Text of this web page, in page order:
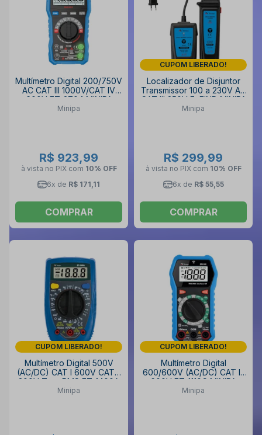
Multímetro Digital 200/750V
AC CAT III 1000V/CAT IV
600V ET-2704 MINIPA
Minipa
R$ 923,99
à vista no PIX com 10% OFF
6x de R$ 171,11
COMPRAR
CUPOM LIBERADO!
Localizador de Disjuntor
Transmissor 100 a 230V AC
CAT III 250V EzFIND MINIPA
Minipa
R$ 299,99
à vista no PIX com 10% OFF
6x de R$ 55,55
COMPRAR
CUPOM LIBERADO!
Multímetro Digital 500V
(AC/DC) CAT I 600V CAT II
300V True RMS ET-1400A
MINIPA
Minipa
CUPOM LIBERADO!
Multímetro Digital
600/600V (AC/DC) CAT III
600V ET-1110C MINIPA
Minipa